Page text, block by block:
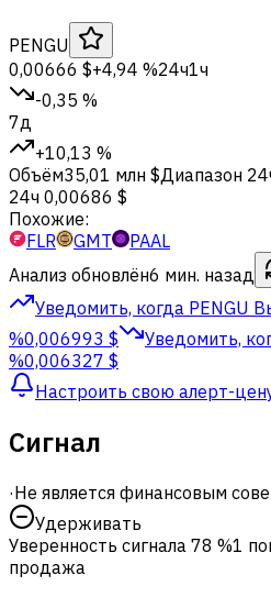
PENGU
0,00666 $+4,94 %24ч1ч
-0,35 %
7д
+10,13 %
Объём35,01 млн $Диапазон
24ч 0,00686 $
Похожие:
FLR
GMT
PAAL
Анализ обновлён6 мин. назад
Уведомить, когда PENGU
%0,006993 $ Уведомить,
%0,006327 $
Настроить свою алерт-
Сигнал
·Не является финансовым
Удерживать
Уверенность сигнала 78 %1
продажа